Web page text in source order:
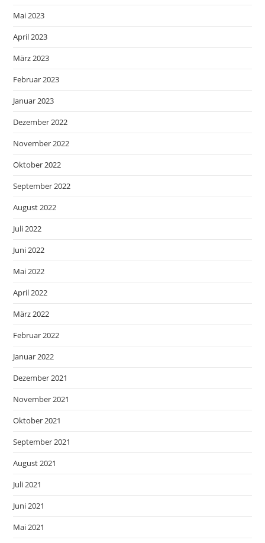
Mai 2023
April 2023
März 2023
Februar 2023
Januar 2023
Dezember 2022
November 2022
Oktober 2022
September 2022
August 2022
Juli 2022
Juni 2022
Mai 2022
April 2022
März 2022
Februar 2022
Januar 2022
Dezember 2021
November 2021
Oktober 2021
September 2021
August 2021
Juli 2021
Juni 2021
Mai 2021